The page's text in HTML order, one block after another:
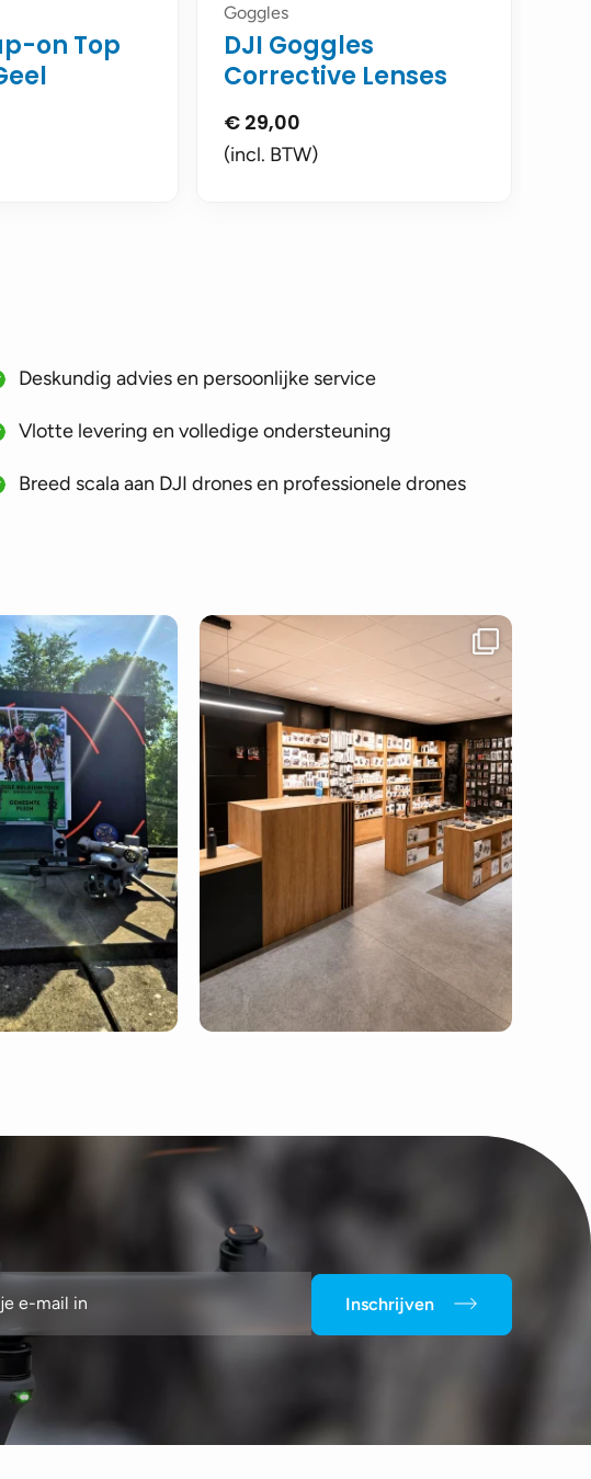
on Top
Goggles
DJI Goggles
Corrective Lenses
€ 29,00
(incl. BTW)
Deskundig advies en persoonlijke service
Vlotte levering en volledige ondersteuning
Breed scala aan DJI drones en professionele drones
Inschrijven